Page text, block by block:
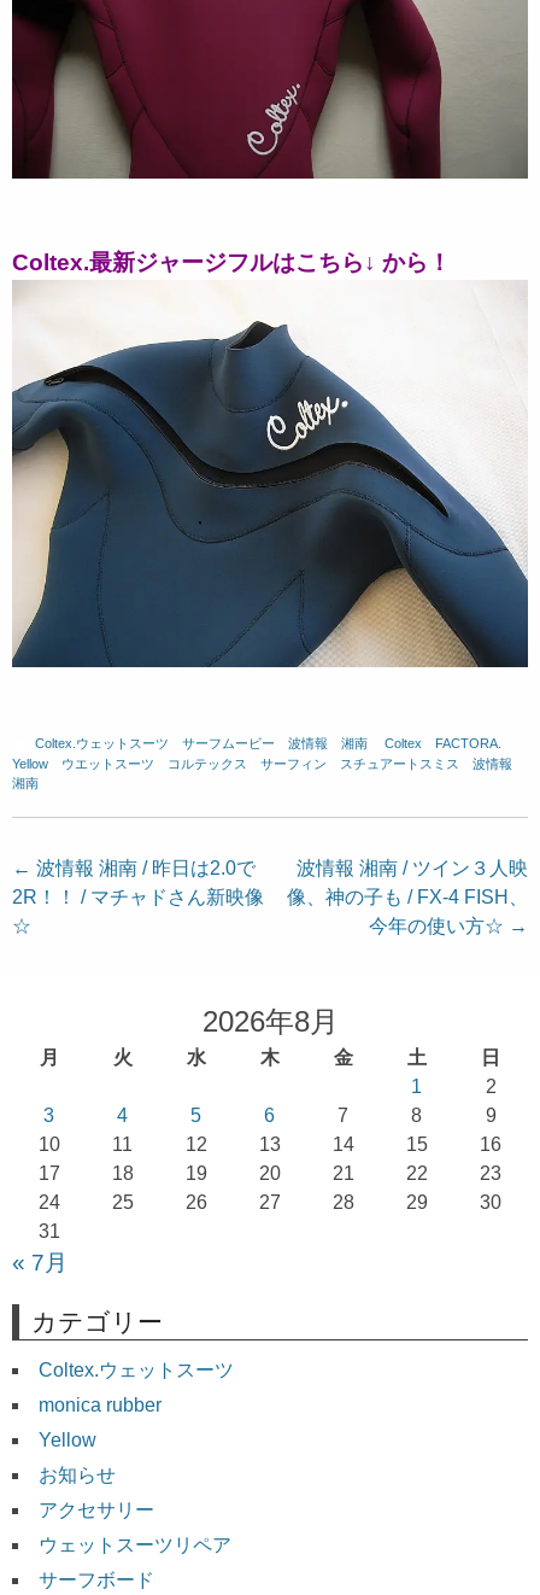
Coltex.最新ジャージフルはこちら↓ から！
Coltex.ウェットスーツ サーフムービー 波情報 湘南 Coltex FACTORA.
Yellow
ウエットスーツ コルテックス サーフィン スチュアートスミス
波情報
湘南
投
稿
ナ
← 波情報 湘南 / 昨日は2.0で
2R！！ / マチャドさん新映像
☆
波情報 湘南 / ツイン３人映
像、神の子も / FX-4 FISH、
今年の使い方☆ →
2026年8月
月 火 水 木 金 土
日
1
2
3
4 5 6 7 8
9
10
11 12 13 14 15
16
17
18 19 20 21 22
23
24
25 26 27 28 29
30
31
« 7月
カテゴリー
Coltex.ウェットスーツ
monica rubber
Yellow
お知らせ
アクセサリー
ウェットスーツリペア
サーフボード